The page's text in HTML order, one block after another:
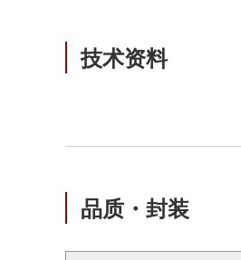
技术资料
品质・封装